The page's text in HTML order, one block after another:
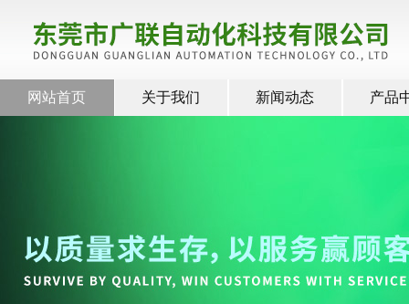
网站首页 关于我们 新闻动态 产品